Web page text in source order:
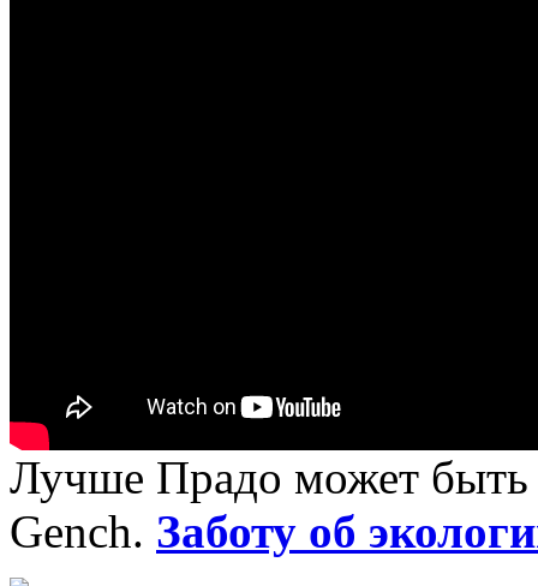
Лучше Прадо может
Gench. Заботу об